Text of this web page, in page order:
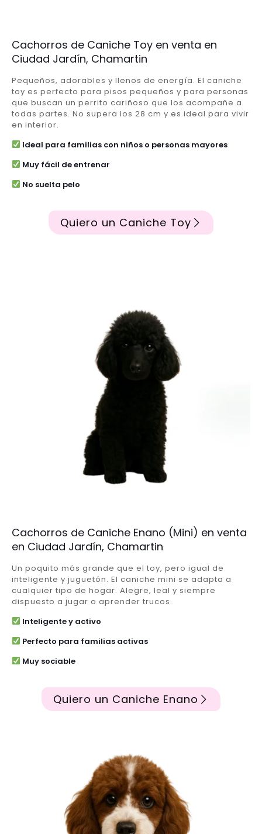
Cachorros de Caniche Toy en venta en
Ciudad Jardín, Chamartin
Pequeños, adorables y llenos de energía. El caniche
toy es perfecto para pisos pequeños y para personas
que buscan un perrito cariñoso que los acompañe a
todas partes. No supera los 28 cm y es ideal para vivir
en interior.
Ideal para familias con niños o personas mayores
Muy fácil de entrenar
No suelta pelo
Quiero un Caniche Toy
Cachorros de Caniche Enano (Mini) en venta
en Ciudad Jardín, Chamartin
Un poquito más grande que el toy, pero igual de
inteligente y juguetón. El caniche mini se adapta a
cualquier tipo de hogar. Alegre, leal y siempre
dispuesto a jugar o aprender trucos.
Inteligente y activo
Perfecto para familias activas
Muy sociable
Quiero un Caniche Enano